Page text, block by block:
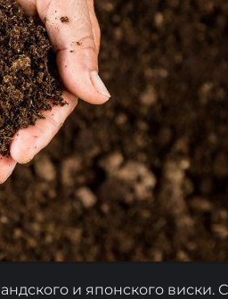
и японского виски. С